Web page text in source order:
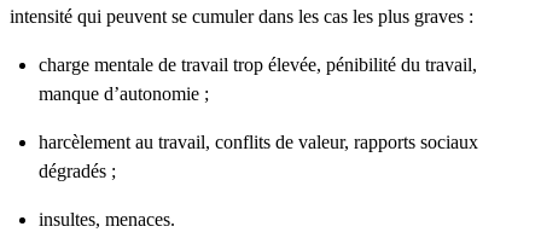
intensité qui peuvent se cumuler dans les cas les plus graves :
charge mentale de travail trop élevée, pénibilité du travail,
manque d’autonomie ;
harcèlement au travail, conflits de valeur, rapports sociaux
dégradés ;
insultes, menaces.